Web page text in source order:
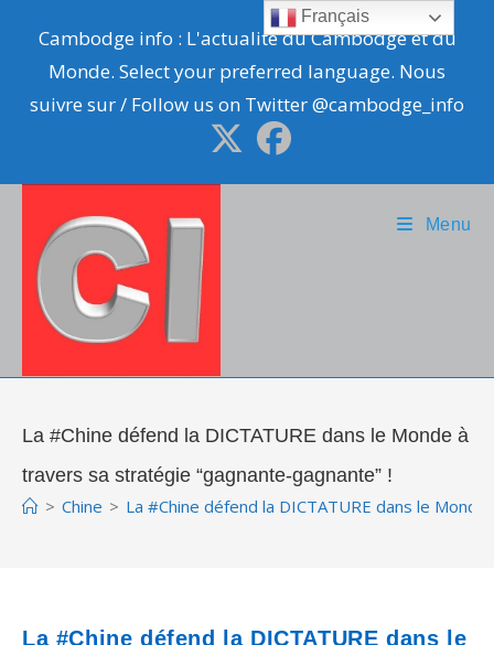
content
Cambodge info : L'actualité du Cambodge et du
Monde. Select your preferred language. Nous
suivre sur / Follow us on Twitter @cambodge_info
Menu
La #Chine défend la DICTATURE dans le Monde à
travers sa stratégie “gagnante-gagnante” !
> Chine > La #Chine défend la DICTATURE dans le
La #Chine défend la DICTATURE dans le
Français